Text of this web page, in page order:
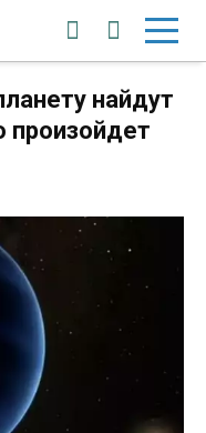
найдут
произойдет